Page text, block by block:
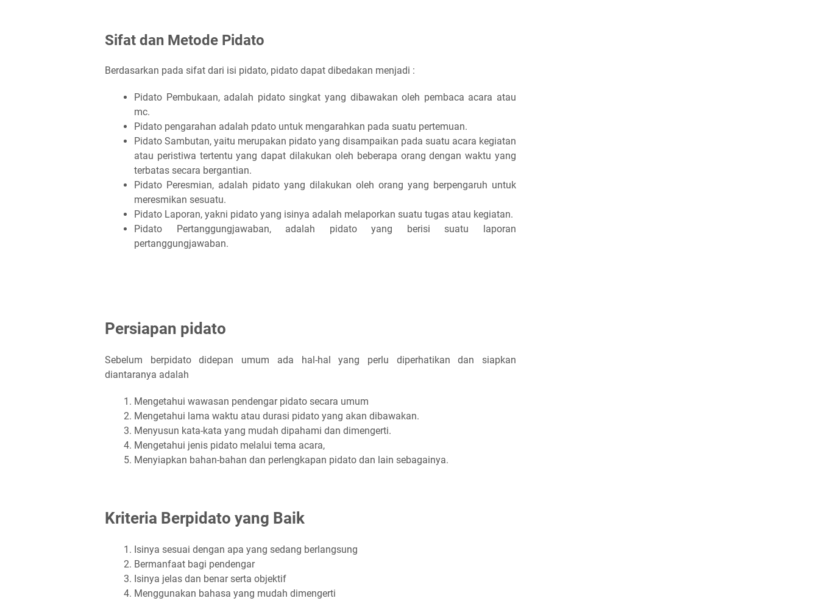
Sifat dan Metode Pidato
Berdasarkan pada sifat dari isi pidato, pidato dapat dibedakan menjadi :
Pidato Pembukaan, adalah pidato singkat yang dibawakan oleh pembaca acara atau
mc.
Pidato pengarahan adalah pdato untuk mengarahkan pada suatu pertemuan.
Pidato Sambutan, yaitu merupakan pidato yang disampaikan pada suatu acara kegiatan
atau peristiwa tertentu yang dapat dilakukan oleh beberapa orang dengan waktu yang
terbatas secara bergantian.
Pidato Peresmian, adalah pidato yang dilakukan oleh orang yang berpengaruh untuk
meresmikan sesuatu.
Pidato Laporan, yakni pidato yang isinya adalah melaporkan suatu tugas atau kegiatan.
Pidato Pertanggungjawaban, adalah pidato yang berisi suatu laporan
pertanggungjawaban.
Persiapan pidato
Sebelum berpidato didepan umum ada hal-hal yang perlu diperhatikan dan siapkan
diantaranya adalah
Mengetahui wawasan pendengar pidato secara umum
Mengetahui lama waktu atau durasi pidato yang akan dibawakan.
Menyusun kata-kata yang mudah dipahami dan dimengerti.
Mengetahui jenis pidato melalui tema acara,
Menyiapkan bahan-bahan dan perlengkapan pidato dan lain sebagainya.
Kriteria Berpidato yang Baik
Isinya sesuai dengan apa yang sedang berlangsung
Bermanfaat bagi pendengar
Isinya jelas dan benar serta objektif
Menggunakan bahasa yang mudah dimengerti